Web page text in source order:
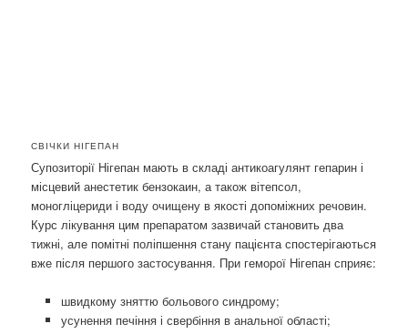
СВІЧКИ НІГЕПАН
Супозиторії Нігепан мають в складі антикоагулянт гепарин і
місцевий анестетик бензокаин, а також вітепсол,
моногліцериди і воду очищену в якості допоміжних речовин.
Курс лікування цим препаратом зазвичай становить два
тижні, але помітні поліпшення стану пацієнта спостерігаються
вже після першого застосування. При геморої Нігепан сприяє:
швидкому зняттю больового синдрому;
усунення печіння і свербіння в анальної області;